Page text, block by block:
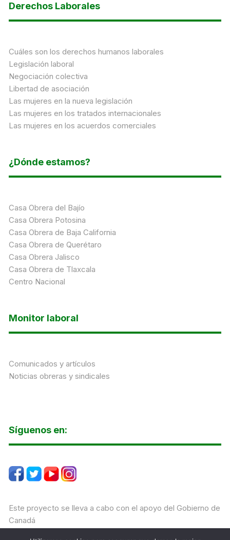
Derechos Laborales
Cuáles son los derechos humanos laborales
Legislación laboral
Negociación colectiva
Libertad de asociación
Las mujeres en la nueva legislación
Las mujeres en los tratados internacionales
Las mujeres en los acuerdos comerciales
¿Dónde estamos?
Casa Obrera del Bajío
Casa Obrera Potosina
Casa Obrera de Baja California
Casa Obrera de Querétaro
Casa Obrera Jalisco
Casa Obrera de Tlaxcala
Centro Nacional
Monitor laboral
Comunicados y artículos
Noticias obreras y sindicales
Síguenos en:
Este proyecto se lleva a cabo con el apoyo del Gobierno de
Canadá